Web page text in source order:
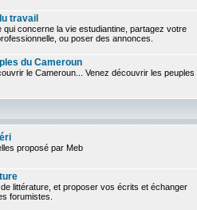
travail
qui concerne la vie estudiantine, partagez votre
ou poser des annonces.
du Cameroun
le Cameroun... Venez découvrir les peuples
proposé par Meb
littérature, et proposer vos écrits et échanger
forumistes.